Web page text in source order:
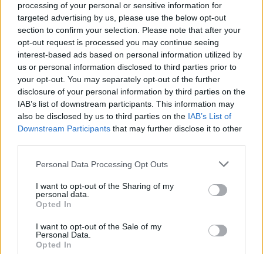
processing of your personal or sensitive information for
targeted advertising by us, please use the below opt-out
section to confirm your selection. Please note that after your
opt-out request is processed you may continue seeing
interest-based ads based on personal information utilized by
us or personal information disclosed to third parties prior to
your opt-out. You may separately opt-out of the further
disclosure of your personal information by third parties on the
IAB’s list of downstream participants. This information may
also be disclosed by us to third parties on the IAB’s List of
Downstream Participants that may further disclose it to other
Personal Data Processing Opt Outs
I want to opt-out of the Sharing of my
personal data.
Opted In
I want to opt-out of the Sale of my
Personal Data.
Opted In